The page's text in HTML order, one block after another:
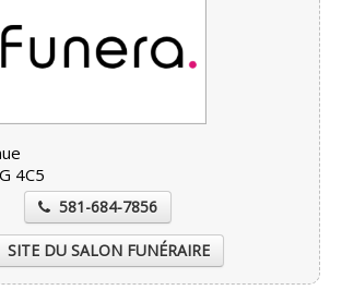
4C5
581-684-7856
SITE DU SALON FUNÉRAIRE